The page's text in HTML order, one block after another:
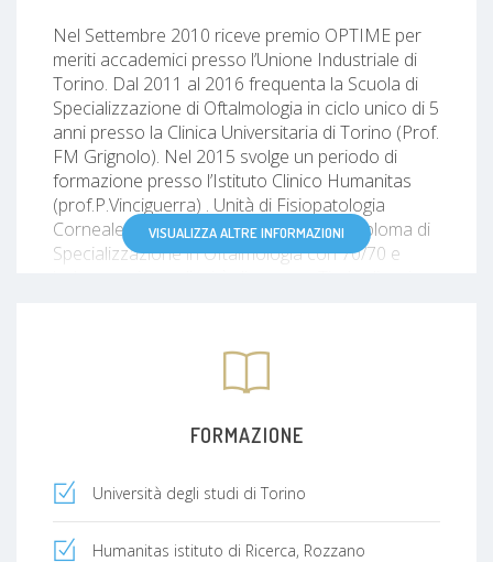
Nel Settembre 2010 riceve premio OPTIME per
meriti accademici presso l’Unione Industriale di
Torino. Dal 2011 al 2016 frequenta la Scuola di
Specializzazione di Oftalmologia in ciclo unico di 5
anni presso​ ​la​ ​Clinica​ ​Universitaria​ ​di​ ​Torino​ ​(Prof.​
​FM​ ​Grignolo). Nel 2015 svolge un periodo di
formazione presso l’Istituto Clinico Humanitas
(prof.P.Vinciguerra) . Unità​ ​di​ ​Fisiopatologia​ ​
Corneale Nel Luglio 2016 consegue il Diploma di
Specializzazione in Oftalmologia con 70/70 e
intraoculare​ ​torica. Da settembre 2016 collabora
consulente oftalmologa. Dall’Ottobre​ ​2016​ ​svolge​
​la​ ​professione​ ​presso​ ​la​ ​Casa​ ​di​ ​Cura​ ​pro​ ​
Infantia​ ​Ospedale​ ​Koelliker.
l'Università La Sapienza di Roma : Nuove
Tecnologie Biomediche in Medicina Clinica 34°
ciclo.
VISUALIZZA ALTRE INFORMAZIONI
FORMAZIONE
Università degli studi di Torino
Humanitas istituto di Ricerca, Rozzano